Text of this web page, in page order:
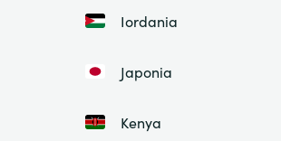
Iordania
Japonia
Kenya